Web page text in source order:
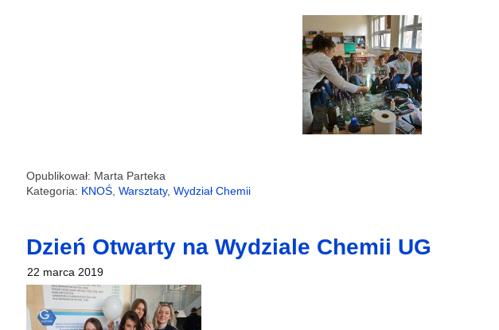
Opublikował: Marta Parteka
Kategoria: KNOŚ ,Warsztaty,Wydział Chemii
Dzień Otwarty na Wydziale Chemii UG
22 marca 2019